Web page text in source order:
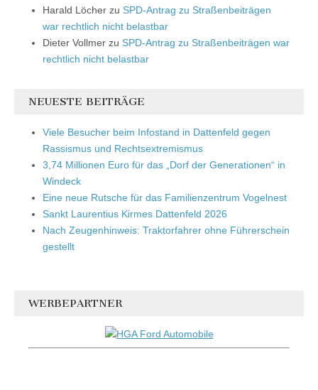
Harald Löcher zu SPD-Antrag zu Straßenbeiträgen
war rechtlich nicht belastbar
Dieter Vollmer zu SPD-Antrag zu Straßenbeiträgen war
rechtlich nicht belastbar
NEUESTE BEITRÄGE
Viele Besucher beim Infostand in Dattenfeld gegen
Rassismus und Rechtsextremismus
3,74 Millionen Euro für das „Dorf der Generationen“ in
Windeck
Eine neue Rutsche für das Familienzentrum Vogelnest
Sankt Laurentius Kirmes Dattenfeld 2026
Nach Zeugenhinweis: Traktorfahrer ohne Führerschein
gestellt
WERBEPARTNER